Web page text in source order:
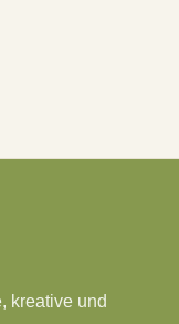
kreative und